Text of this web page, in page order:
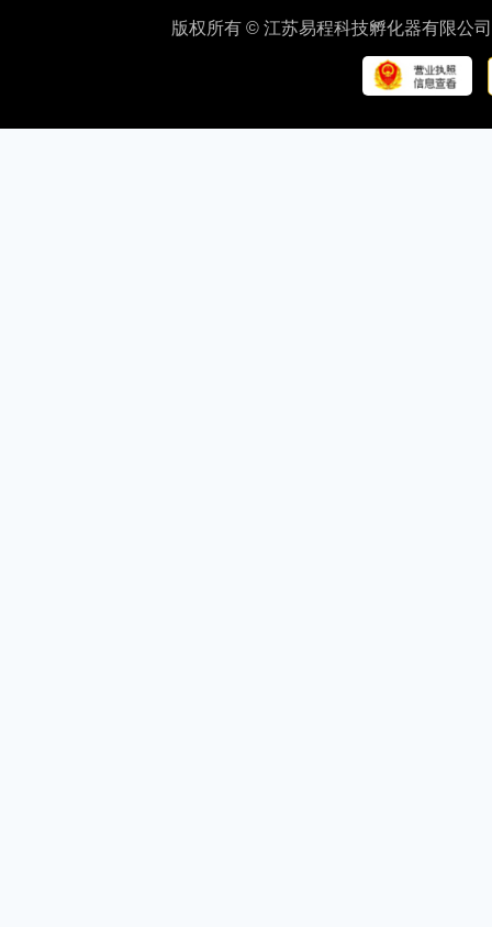
版权所有 © 江苏易程科技孵化器有限公